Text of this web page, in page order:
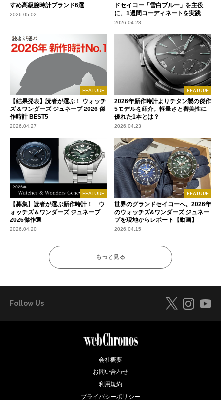
すめ高級腕時計ブランド6選
2026.05.02
ドセイコー「雪白ブルー」を主役
に、1週間コーディネートを実践
2026.04.28
FEATURE
【結果発表】読者が選ぶ！ ウォッチ
ズ＆ワンダーズ ジュネーブ 2026 傑
作時計 BEST5
2026.04.27
FEATURE
2026年新作時計よりチタン製の傑作
5モデルを紹介。軽量さと審美性に
優れた1本とは？
2026.04.23
FEATURE
【募集】読者が選ぶ新作時計！ ウ
ォッチズ＆ワンダーズ ジュネーブ
2026傑作選
2026.04.20
FEATURE
世界のグランドセイコーへ。2026年
のウォッチズ&ワンダーズ ジュネー
ブを現地からレポート【動画】
2026.04.15
もっと見る
Follow Us
会社概要
お問い合わせ
利用規約
プライバシーポリシー